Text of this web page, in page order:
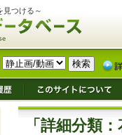
見つける～
「詳細分類